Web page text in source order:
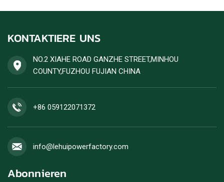
KONTAKTIERE UNS
NO.2 XIAHE ROAD GANZHE STREET,MINHOU
COUNTY,FUZHOU FUJIAN CHINA
+86 059122071372
info@lehuipowerfactory.com
Abonnieren